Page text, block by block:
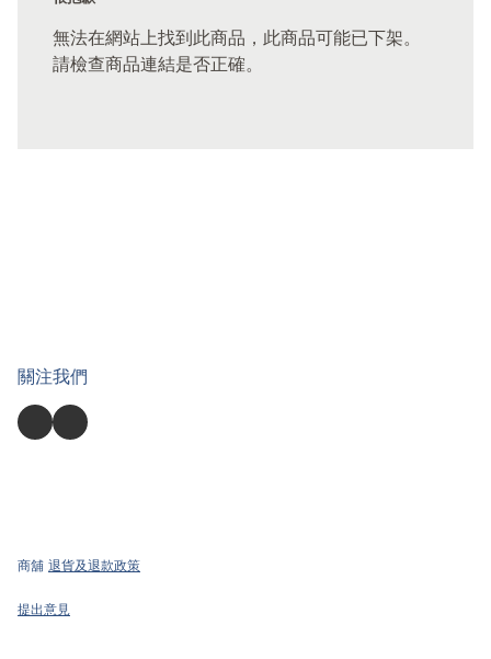
無法在網站上找到此商品，此商品可能已下架。
請檢查商品連結是否正確。
關注我們
商舖 退貨及退款政策
提出意見